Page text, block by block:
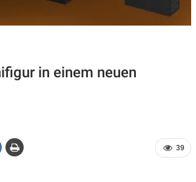
in einem neuen
39